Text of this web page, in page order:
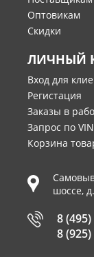
Оптовикам
Скидки
ЛИЧНЫЙ
Вход для
Регистация
Заказы в
Запрос по
Корзина
шоссе,
8
8